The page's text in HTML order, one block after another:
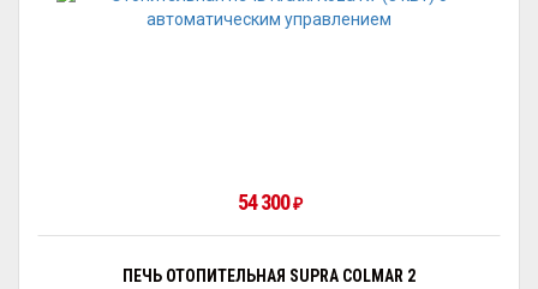
54 300₽
ПЕЧЬ ОТОПИТЕЛЬНАЯ SUPRA COLMAR 2